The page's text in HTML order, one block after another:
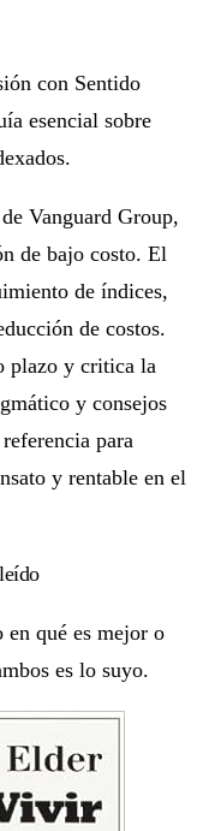
con Sentido
esencial sobre
Vanguard Group,
de bajo costo. El
de índices,
de costos.
plazo y critica la
y consejos
para
y rentable en el
qué es mejor o
es lo suyo.